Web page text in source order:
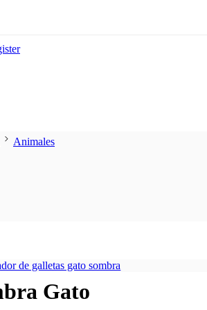
Animales
Gato